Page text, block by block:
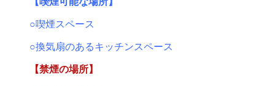
○喫煙スペース
○換気扇のあるキッチンスペース
【禁煙の場所】